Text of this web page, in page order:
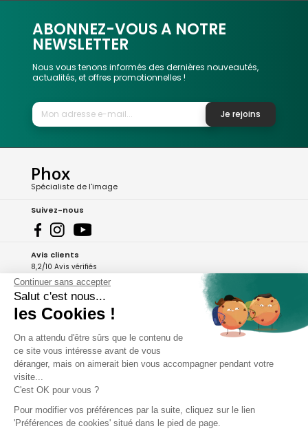
ABONNEZ-VOUS A NOTRE
NEWSLETTER
Nous vous tenons informés des dernières nouveautés,
actualités, et offres promotionnelles !
Je rejoins
Phox
Spécialiste de l'image
Suivez-nous
Avis clients
8,2/10 Avis vérifiés
L'Appli Phox
A propos de Phox
Services et garanties
Continuer sans accepter
Salut c'est nous...
les Cookies !
On a attendu d'être sûrs que le contenu de
ce site vous intéresse avant de vous
déranger, mais on aimerait bien vous accompagner pendant votre
visite...
C'est OK pour vous ?
Pour modifier vos préférences par la suite, cliquez sur le lien
'Préférences de cookies' situé dans le pied de page.